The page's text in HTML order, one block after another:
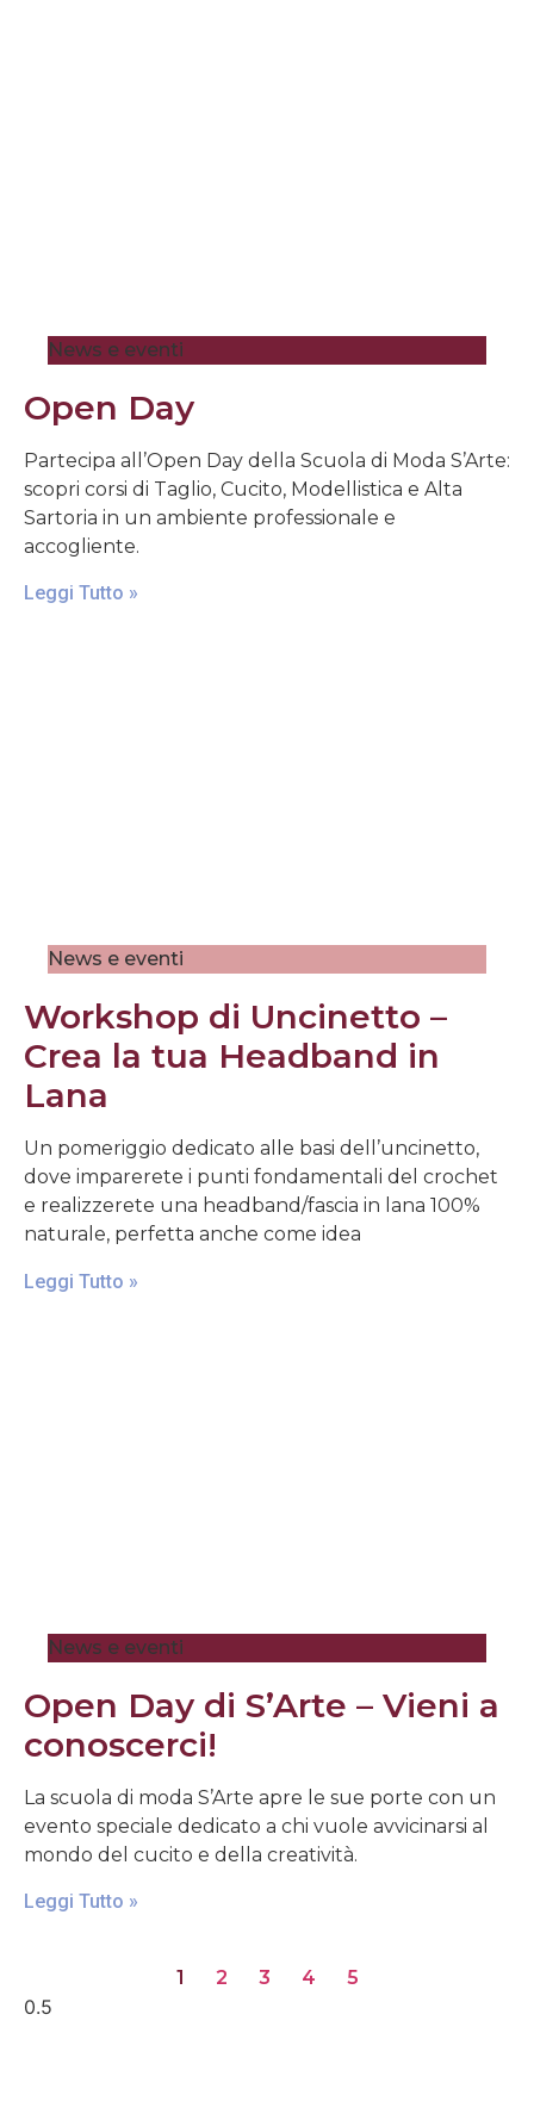
News e eventi
Open Day
Partecipa all’Open Day della Scuola di Moda S’Arte:
scopri corsi di Taglio, Cucito, Modellistica e Alta
Sartoria in un ambiente professionale e
accogliente.
Leggi Tutto »
News e eventi
Workshop di Uncinetto –
Crea la tua Headband in
Lana
Un pomeriggio dedicato alle basi dell’uncinetto,
dove imparerete i punti fondamentali del crochet
e realizzerete una headband/fascia in lana 100%
naturale, perfetta anche come idea
Leggi Tutto »
News e eventi
Open Day di S’Arte – Vieni a
conoscerci!
La scuola di moda S’Arte apre le sue porte con un
evento speciale dedicato a chi vuole avvicinarsi al
mondo del cucito e della creatività.
Leggi Tutto »
1 2 3 4 5